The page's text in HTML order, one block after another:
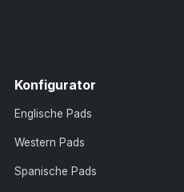
Konfigurator
Englische Pads
Western Pads
Spanische Pads